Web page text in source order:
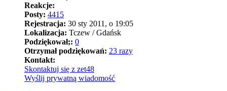
Reakcje:
Posty: 4415
Rejestracja: 30 sty 2011, o 19:05
Lokalizacja: Tczew / Gdańsk
Podziękował;: 0
Otrzymał podziękowań: 23 razy
Kontakt:
Skontaktuj się z zet48
Wyślij prywatną wiadomość